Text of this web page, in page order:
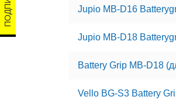
Jupio MB-D16
Jupio MB-D18
Battery Grip MB-D18
Vello BG-S3 Battery